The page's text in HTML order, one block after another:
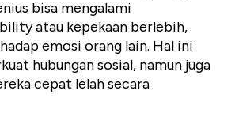
bisa mengalami
atau kepekaan berlebih,
emosi orang lain. Hal ini
hubungan sosial, namun juga
cepat lelah secara